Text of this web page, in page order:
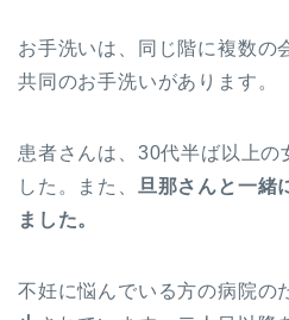
お手洗いは、同じ階に複数の
共同のお手洗いがあります。
患者さんは、30代半ば以上の
した。また、 旦那さんと一緒
ました。
不妊に悩んでいる方の病院の